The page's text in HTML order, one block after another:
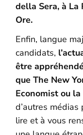
della Sera, à La
Ore.
Enfin, langue
candidats,
être
que The New
Economist ou la
d’autres
lire et à vous